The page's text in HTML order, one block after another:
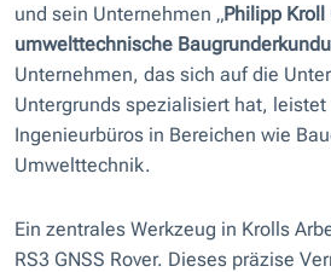
und sein Unternehmen „Philipp Kroll
umwelttechnische
Unternehmen, das sich auf die
Untergrunds spezialisiert hat,
Ingenieurbüros in Bereichen wie
Umwelttechnik​​.
Ein zentrales Werkzeug in Krolls
RS3 GNSS Rover. Dieses präzise